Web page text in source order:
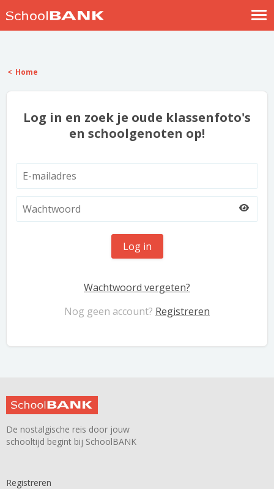
Help
Home
Log in en zoek je oude klassenfoto's
en schoolgenoten op!
Log in
Wachtwoord vergeten?
Nog geen account? Registreren
De nostalgische reis door jouw
schooltijd begint bij SchoolBANK
Registreren